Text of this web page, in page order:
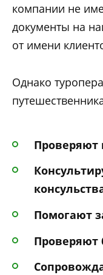
компании не
документы на
от имени
Однако
Проверяют
Помогают
Проверяют